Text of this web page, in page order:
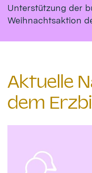
Unterstützung der
Weihnachtsaktion
Aktuelle
dem